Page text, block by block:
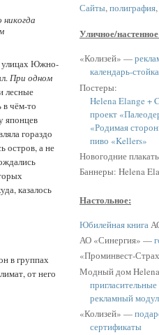
улицах Южно-
При одном
лесные
в чём-то
японцев
гораздо
остров, а не
казалось
в группах
от него
Сайты,полиграфия,
Уличное/
«Колизей» —
календарь-стойка
Постеры:
Helena Elange +
проект
«Родимая
пиво «Kellers»
Новогодние
Баннеры: Helena
Настольное:
Юбилейная книга
АО «Синергия» —
«Проминвест-
Модный дом
рекламный
«Колизей» —
сертификаты